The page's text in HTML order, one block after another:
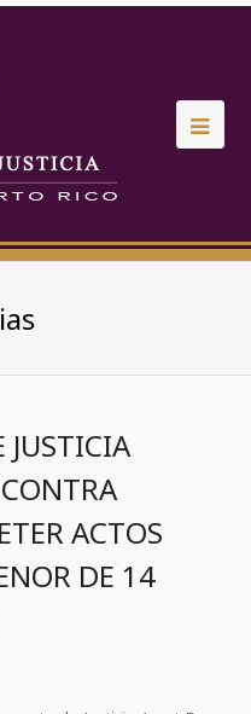
JUSTICIA
ACTOS
DE 14